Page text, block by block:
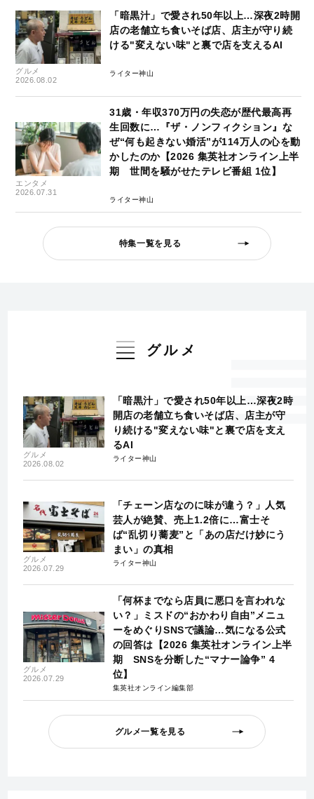
グルメ
2026.08.02
「暗黒汁」で愛され50年以上…深夜2時開
店の老舗立ち食いそば店、店主が守り続
ける"変えない味"と裏で店を支えるAI
ライター神山
エンタメ
2026.07.31
31歳・年収370万円の失恋が歴代最高再
生回数に…『ザ・ノンフィクション』な
ぜ“何も起きない婚活”が114万人の心を動
かしたのか【2026 集英社オンライン上半
期 世間を騒がせたテレビ番組 1位】
ライター神山
特集一覧を見る
グルメ
グルメ
2026.08.02
「暗黒汁」で愛され50年以上…深夜2時
開店の老舗立ち食いそば店、店主が守
り続ける"変えない味"と裏で店を支え
るAI
ライター神山
グルメ
2026.07.29
「チェーン店なのに味が違う？」人気
芸人が絶賛、売上1.2倍に…富士そ
ば“乱切り蕎麦”と「あの店だけ妙にう
まい」の真相
ライター神山
グルメ
2026.07.29
「何杯までなら店員に悪口を言われな
い？」ミスドの“おかわり自由”メニュ
ーをめぐりSNSで議論…気になる公式
の回答は【2026 集英社オンライン上半
期 SNSを分断した“マナー論争” 4
位】
集英社オンライン編集部
グルメ一覧を見る